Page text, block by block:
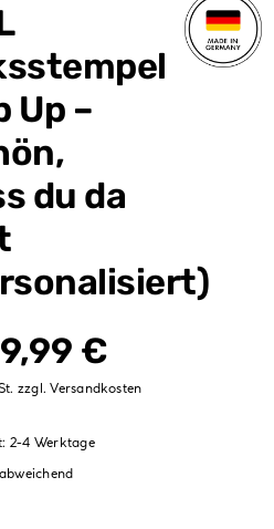
Up –
du da
9,99 €
zzgl.Versandkosten
2-4 Werktage